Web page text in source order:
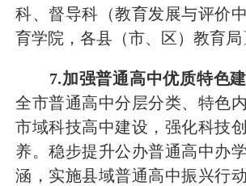
科、督导科（教育发展与评价
育学院，各县（市、区）教育局
7.加强普通高中优质特色建
全市普通高中分层分类、特色
市域科技高中建设 ， 强化科技
养。稳步提升公办普通高中办
涵， 实施县域普通高中振兴行